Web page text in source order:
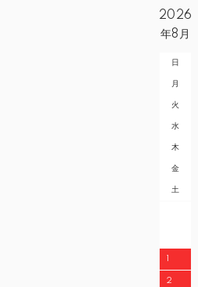
2026
年8月
日
月
火
水
木
金
土
1
2